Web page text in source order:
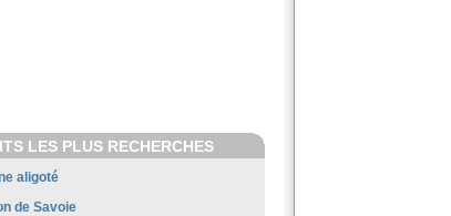
LES PLUS RECHERCHES
aligoté
de Savoie